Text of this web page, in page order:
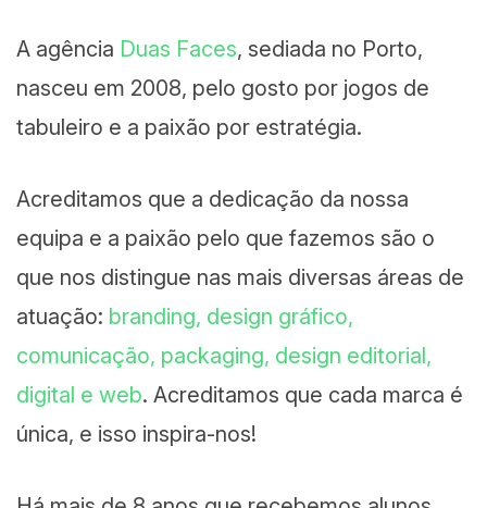
A agência Duas Faces, sediada no Porto,
nasceu em 2008, pelo gosto por jogos de
tabuleiro e a paixão por estratégia.
Acreditamos que a dedicação da nossa
equipa e a paixão pelo que fazemos são o
que nos distingue nas mais diversas áreas de
atuação: branding, design gráfico,
comunicação, packaging, design editorial,
digital e web. Acreditamos que cada marca é
única, e isso inspira-nos!